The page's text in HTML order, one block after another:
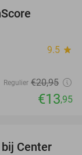
9.5 star
Regulier €20,95
€13,95
Center